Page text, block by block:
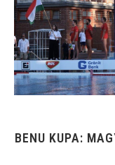
BENU KUPA: